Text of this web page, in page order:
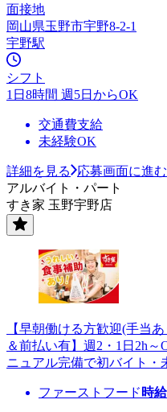
面接地
岡山県玉野市宇野8-2-1
宇野駅
シフト
1日8時間 週5日からOK
交通費支給
未経験OK
詳細を見る
応募画面に進む
アルバイト・パート
すき家 玉野宇野店
【早朝働ける方歓迎(手当
＆前払い有】週2・1日2h
ニュアル完備で初バイト・
ファーストフード 時給